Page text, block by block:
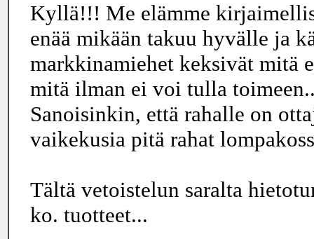
Kyllä!!! Me elämme
enää mikään takuu hyvälle ja
markkinamiehet keksivät mitä
mitä ilman ei voi tulla
Sanoisinkin, että rahalle on
vaikekusia pitä rahat
Tältä vetoistelun saralta
ko. tuotteet...